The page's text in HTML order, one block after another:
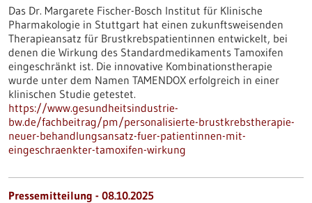
Das Dr. Margarete Fischer-Bosch Institut für Klinische
Pharmakologie in Stuttgart hat einen zukunftsweisenden
Therapieansatz für Brustkrebspatientinnen entwickelt, bei
denen die Wirkung des Standardmedikaments Tamoxifen
eingeschränkt ist. Die innovative Kombinationstherapie
wurde unter dem Namen TAMENDOX erfolgreich in einer
klinischen Studie getestet.
https://www.gesundheitsindustrie-
bw.de/fachbeitrag/pm/personalisierte-brustkrebstherapie-
neuer-behandlungsansatz-fuer-patientinnen-mit-
eingeschraenkter-tamoxifen-wirkung
Pressemitteilung - 08.10.2025